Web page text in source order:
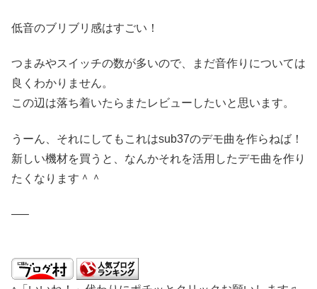
低音のブリブリ感はすごい！
つまみやスイッチの数が多いので、まだ音作りについては
良くわかりません。
この辺は落ち着いたらまたレビューしたいと思います。
うーん、それにしてもこれはsub37のデモ曲を作らねば！
新しい機材を買うと、なんかそれを活用したデモ曲を作り
たくなります＾＾
—–